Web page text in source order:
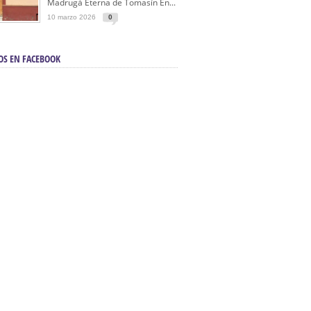
Madrugá Eterna de Tomasín En...
10 marzo 2026 0
EN FACEBOOK